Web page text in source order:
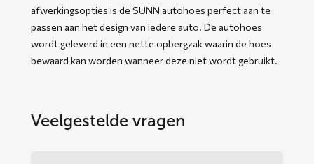
afwerkingsopties is de SUNN autohoes perfect aan te
passen aan het design van iedere auto. De autohoes
wordt geleverd in een nette opbergzak waarin de hoes
bewaard kan worden wanneer deze niet wordt gebruikt.
Veelgestelde vragen